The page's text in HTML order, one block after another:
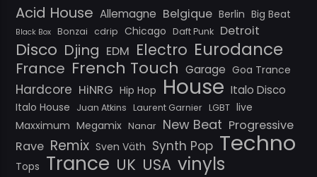
Acid House Allemagne Belgique Berlin Big Beat
Black Box Bonzai cdrip Chicago Daft Punk Detroit
Disco Djing EDM Electro Eurodance
France French Touch Garage Goa Trance
Hardcore HiNRG Hip Hop House Italo Disco
Italo House Juan Atkins Laurent Garnier LGBT live
Maxximum Megamix Nanar New Beat Progressive
Rave Remix Sven Väth Synth Pop Techno
Tops Trance UK USA vinyls